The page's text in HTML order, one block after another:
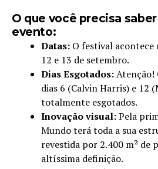
O que você precisa
evento:
Datas: O festival acontece
12 e 13 de setembro.
Dias Esgotados:Atenção!
dias 6 (Calvin Harris) e 12
totalmente esgotados.
Inovação visual:Pela
Mundo terá toda a sua
revestida por 2.400 m² de
altíssima definição.